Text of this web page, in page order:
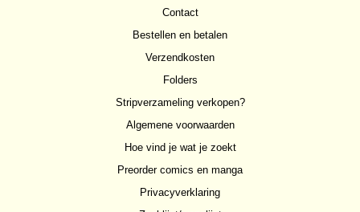
Contact
Bestellen en betalen
Verzendkosten
Folders
Stripverzameling verkopen?
Algemene voorwaarden
Hoe vind je wat je zoekt
Preorder comics en manga
Privacyverklaring